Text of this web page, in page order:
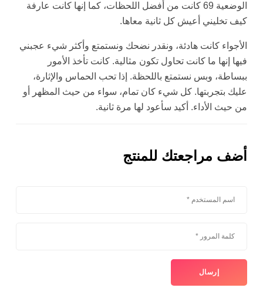
الوضعية 69 كانت من أفضل اللحظات، كما إنها كانت عارفة
كيف تخليني أعيش كل ثانية معاها.
الأجواء كانت هادئة، ونقدر نضحك ونستمتع وأكثر شيء عجبني
فيها إنها ما كانت تحاول تكون مثالية. كانت تأخذ الأمور
ببساطة، وبس نستمتع باللحظة. إذا تحب الحماس والإثارة،
عليك بتجربتها. كل شيء كان تمام، سواء من حيث المظهر أو
من حيث الأداء. أكيد سأعود لها مرة ثانية.
أضف مراجعتك للمنتج